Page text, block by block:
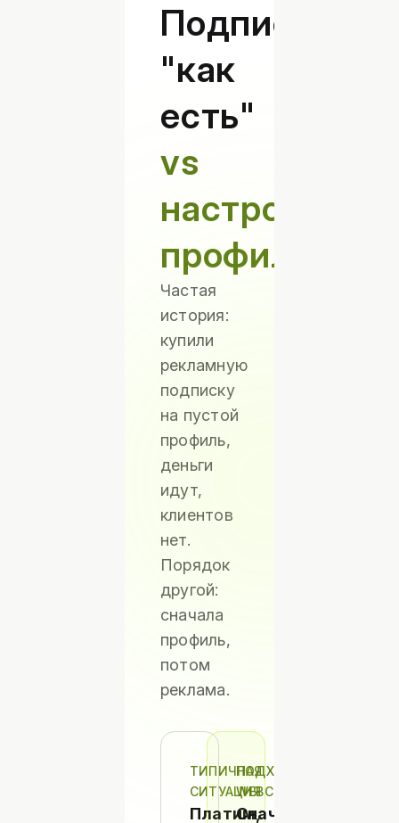
Подписка
"как
есть"
vs
настроенный
профиль
Частая
история:
купили
рекламную
подписку
на пустой
профиль,
деньги
идут,
клиентов
нет.
Порядок
другой:
сначала
профиль,
потом
реклама.
ТИПИЧНАЯ
СИТУАЦИЯ
Платим,
ПОДХОД
WEBCETERA
Сначала